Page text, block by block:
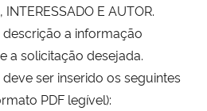
INTERESSADO E AUTOR.
a informação
a solicitação desejada.
ser inserido os seguintes
PDF legível):